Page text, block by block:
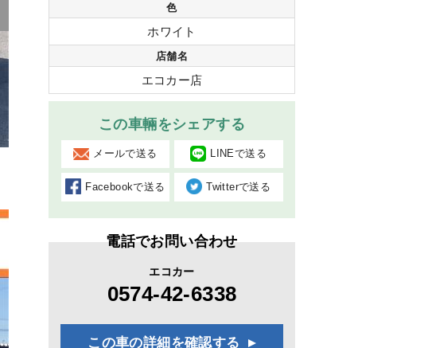
色
ホワイト
店舗名
エコカー店
この車輛をシェアする
メールで送る LINEで送る
Facebookで送る Twitterで送る
電話でお問い合わせ
エコカー
0574-42-6338
この車の詳細を確認する